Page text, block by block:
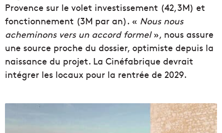
Provence sur le volet investissement (42,3M) et
fonctionnement (3M par an). « Nous nous
acheminons vers un accord formel», nous assure
une source proche du dossier, optimiste depuis la
naissance du projet. La Cinéfabrique devrait
intégrer les locaux pour la rentrée de 2029.